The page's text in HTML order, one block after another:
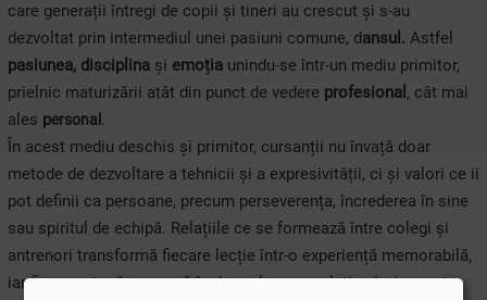
care generații întregi de copii și tineri au crescut și s-au
dezvoltat prin intermediul unei pasiuni comune, dansul. Astfel
pasiunea, disciplinași emoția unindu-se într-un mediu primitor,
prielnic maturizării atât din punct de vedere profesional , cât mai
ales personal .
În acest mediu deschis și primitor, cursanții nu învață doar
metode de dezvoltare a tehnicii și a expresivității, ci și valori ce ii
pot definii ca persoane, precum perseverența, încrederea în sine
sau spiritul de echipă. Relațiile ce se formează între colegi și
antrenori transformă fiecare lecție într-o experiență memorabilă,
iar fiecare etapă parcursă în drumul spre evoluție, devine parte